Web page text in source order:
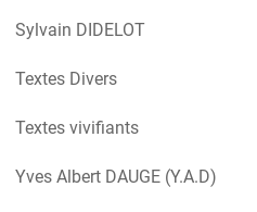
Sylvain DIDELOT
Textes Divers
Textes vivifiants
Yves Albert DAUGE (Y.A.D)